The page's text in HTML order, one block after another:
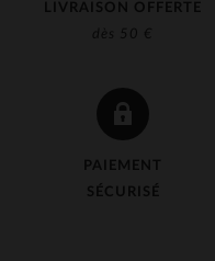
LIVRAISON OFFERTE
dès 50 €
PAIEMENT
SÉCURISÉ